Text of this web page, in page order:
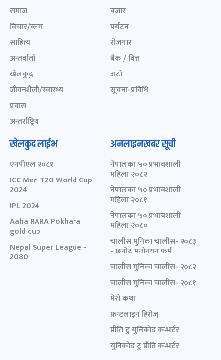
समाज
विचार/ब्लग
साहित्य
अन्तर्वार्ता
खेलकुद़़
जीवनशैली/स्वास्थ्य
प्रवास
अन्तर्राष्ट्रिय
बजार
पर्यटन
रोजगार
बैंक / वित्त
अटो
सूचना-प्रविधि
खेलकुद लाईभ
एनपीएल २०८१
ICC Men T20 World Cup
2024
IPL 2024
Aaha RARA Pokhara
gold cup
Nepal Super League -
2080
अनलाइनखबर सूची
नेपालका ५० प्रभावशाली
महिला २०८२
नेपालका ५० प्रभावशाली
महिला २०८१
नेपालका ५० प्रभावशाली
महिला २०८०
चालीस मुनिका चालीस- २०८३
- छनोट मनोनयन फर्म
चालीस मुनिका चालीस- २०८२
चालीस मुनिका चालीस- २०८१
मेरो कथा
फ्रन्टलाइन हिरोज्
प्रीति टु युनिकोड कन्भर्टर
युनिकोड टु प्रीति कन्भर्टर